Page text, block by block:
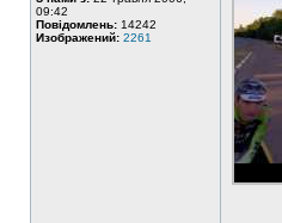
09:42
Повідомлень: 14242
Изображений: 2261